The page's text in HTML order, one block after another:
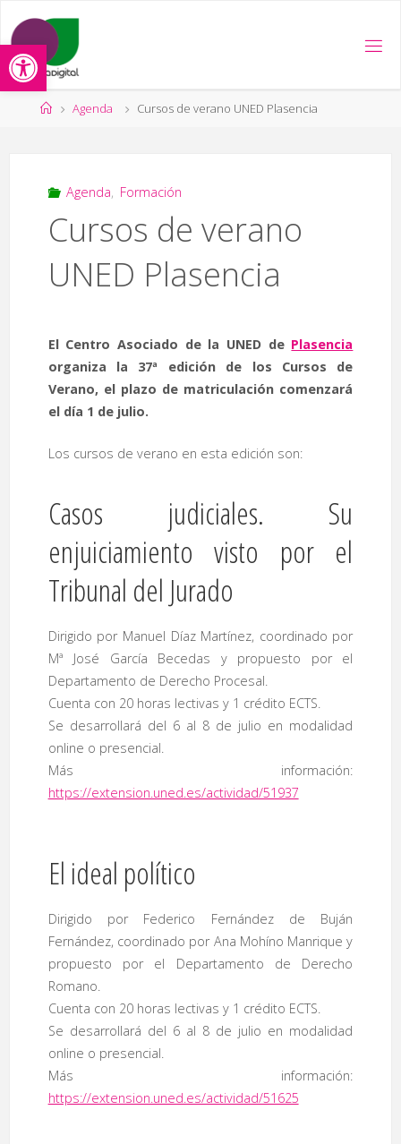
Abrir barra de herramientas
contenido
PáginaAgenda Cursos de verano UNED Plasencia
Agenda, Formación
Cursos de verano
UNED Plasencia
El Centro Asociado de la UNED de Plasencia
organiza la 37ª edición de los Cursos de
Verano, el plazo de matriculación comenzará
el día 1 de julio.
Los cursos de verano en esta edición son:
Casos judiciales. Su
enjuiciamiento visto por el
Tribunal del Jurado
Dirigido por Manuel Díaz Martínez, coordinado por
Mª José García Becedas y propuesto por el
Departamento de Derecho Procesal.
Cuenta con 20 horas lectivas y 1 crédito ECTS.
Se desarrollará del 6 al 8 de julio en modalidad
online o presencial.
Más información:
https://extension.uned.es/actividad/51937
El ideal político
Dirigido por Federico Fernández de Buján
Fernández, coordinado por Ana Mohíno Manrique y
propuesto por el Departamento de Derecho
Romano.
Cuenta con 20 horas lectivas y 1 crédito ECTS.
Se desarrollará del 6 al 8 de julio en modalidad
online o presencial.
Más información:
https://extension.uned.es/actividad/51625